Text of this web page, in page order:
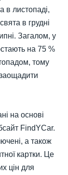
в листопаді,
в грудні
Загалом, у
на 75 %
тому
на основі
FindYCar.
а також
картки. Це
цін для